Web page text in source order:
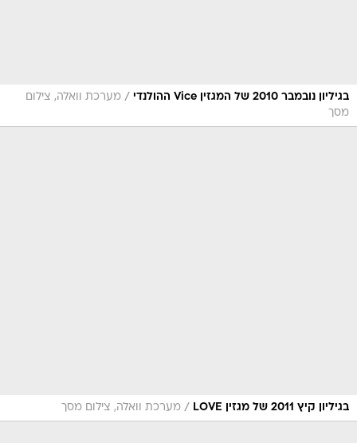
בגיליון נובמבר 2010 של המגזין Vice ההולנדי / מערכת וואלה, צילום
מסך
בגיליון קיץ 2011 של מגזין LOVE / מערכת וואלה, צילום מסך